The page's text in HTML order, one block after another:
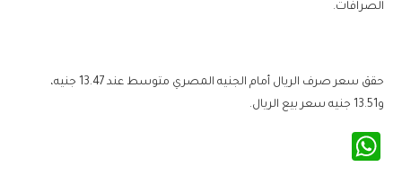
الصرافات.
حقق سعر صرف الريال أمام الجنيه المصري متوسط عند 13.47 جنيه،
و13.51 جنيه سعر بيع الريال.